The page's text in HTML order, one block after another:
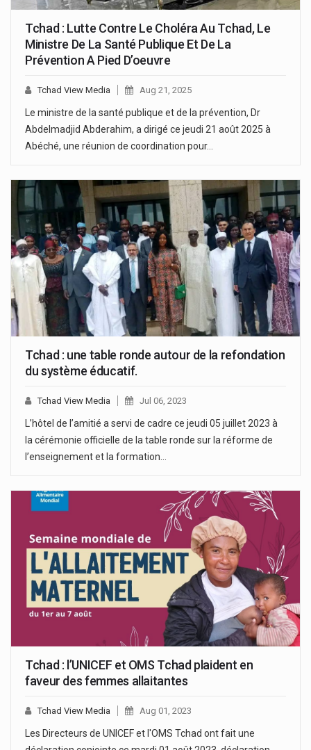
Tchad : Lutte Contre Le Choléra Au Tchad, Le
Ministre De La Santé Publique Et De La
Prévention A Pied D’oeuvre
Tchad View Media Aug 21, 2025
Le ministre de la santé publique et de la prévention, Dr
Abdelmadjid Abderahim, a dirigé ce jeudi 21 août 2025 à
Abéché, une réunion de coordination pour…
Tchad : une table ronde autour de la refondation
du système éducatif.
Tchad View Media Jul 06, 2023
L’hôtel de l’amitié a servi de cadre ce jeudi 05 juillet 2023 à
la cérémonie officielle de la table ronde sur la réforme de
l’enseignement et la formation…
Tchad : l’UNICEF et OMS Tchad plaident en
faveur des femmes allaitantes
Tchad View Media Aug 01, 2023
Les Directeurs de UNICEF et l'OMS Tchad ont fait une